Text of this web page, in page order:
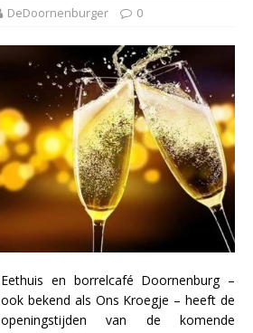
DeDoornenburger 0
Eethuis en borrelcafé Doornenburg –
ook bekend als Ons Kroegje – heeft de
openingstijden van de komende